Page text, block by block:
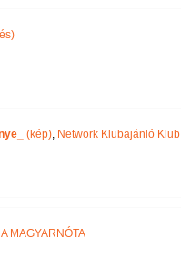
(kép), Network Klubajánló Klub
MAGYARNÓTA